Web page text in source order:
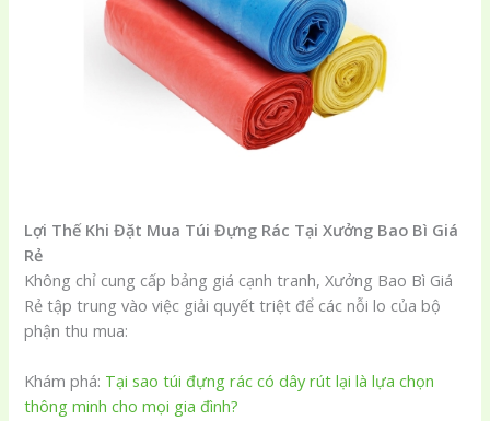
Lợi Thế Khi Đặt Mua Túi Đựng Rác Tại Xưởng Bao Bì Giá
Rẻ
Không chỉ cung cấp bảng giá cạnh tranh, Xưởng Bao Bì Giá
Rẻ tập trung vào việc giải quyết triệt để các nỗi lo của bộ
phận thu mua:
Khám phá: Tại sao túi đựng rác có dây rút lại là lựa chọn
thông minh cho mọi gia đình?